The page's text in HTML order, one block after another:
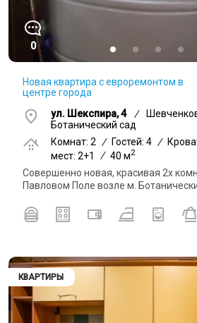
0
Новая квартира с евроремонтом в
центре города
ул. Шекспира, 4 /
Ботанический сад
Комнат: 2
/ Гостей: 4 /
мест: 2+1
/ 40 м2
Совершенно новая, красивая 2х
Павловом Поле возле м.
КВАРТИРЫ